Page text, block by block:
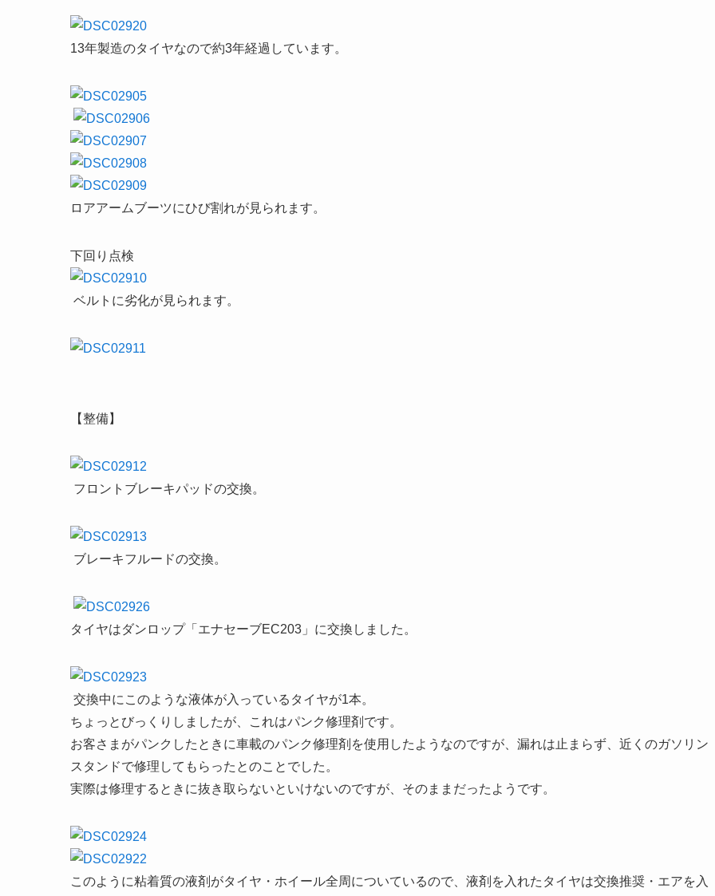
13年製造のタイヤなので約3年経過しています。
ロアアームブーツにひび割れが見られます。
下回り点検
ベルトに劣化が見られます。
【整備】
フロントブレーキパッドの交換。
ブレーキフルードの交換。
タイヤはダンロップ「エナセーブEC203」に交換しました。
交換中にこのような液体が入っているタイヤが1本。
ちょっとびっくりしましたが、これはパンク修理剤です。
お客さまがパンクしたときに車載のパンク修理剤を使用したようなのですが、漏れは止まらず、近くのガソリン
スタンドで修理してもらったとのことでした。
実際は修理するときに抜き取らないといけないのですが、そのままだったようです。
このように粘着質の液剤がタイヤ・ホイール全周についているので、液剤を入れたタイヤは交換推奨・エアを入